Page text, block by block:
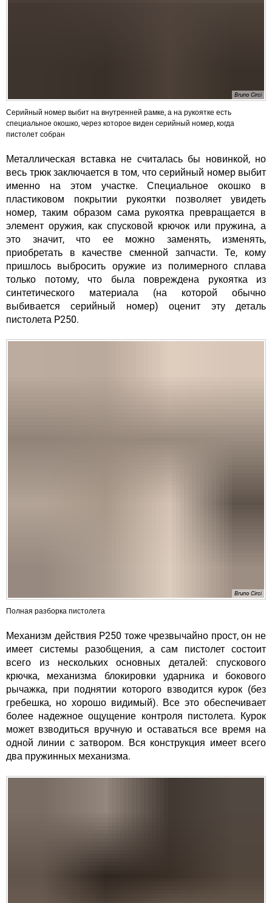
Bruno Circi
Серийный номер выбит на внутренней рамке, а на рукоятке есть
специальное окошко, через которое виден серийный номер, когда
пистолет собран
Металлическая вставка не считалась бы новинкой, но
весь трюк заключается в том, что серийный номер выбит
именно на этом участке. Специальное окошко в
пластиковом покрытии рукоятки позволяет увидеть
номер, таким образом сама рукоятка превращается в
элемент оружия, как спусковой крючок или пружина, а
это значит, что ее можно заменять, изменять,
приобретать в качестве сменной запчасти. Те, кому
пришлось выбросить оружие из полимерного сплава
только потому, что была повреждена рукоятка из
синтетического материала (на которой обычно
выбивается серийный номер) оценит эту деталь
пистолета P250.
Bruno Circi
Полная разборка пистолета
Механизм действия P250 тоже чрезвычайно прост, он не
имеет системы разобщения, а сам пистолет состоит
всего из нескольких основных деталей: спускового
крючка, механизма блокировки ударника и бокового
рычажка, при поднятии которого взводится курок (без
гребешка, но хорошо видимый). Все это обеспечивает
более надежное ощущение контроля пистолета. Курок
может взводиться вручную и оставаться все время на
одной линии с затвором. Вся конструкция имеет всего
два пружинных механизма.